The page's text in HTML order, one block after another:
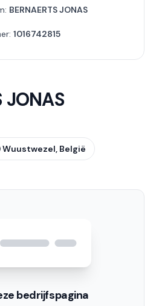
BERNAERTS JONAS
1016742815
JONAS
Wuustwezel, België
bedrijfspagina